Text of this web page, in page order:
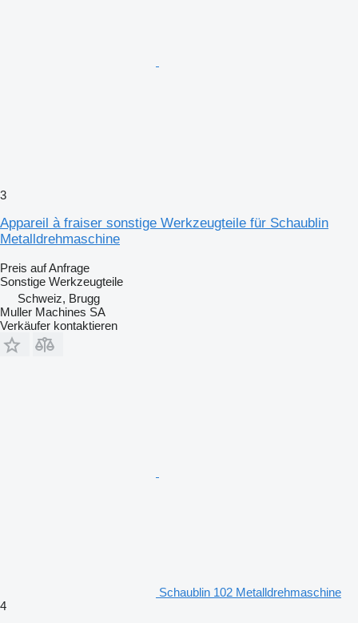
3
Appareil à fraiser sonstige Werkzeugteile für Schaublin
Metalldrehmaschine
Preis auf Anfrage
Sonstige Werkzeugteile
Schweiz, Brugg
Muller Machines SA
Verkäufer kontaktieren
Schaublin 102 Metalldrehmaschine
4